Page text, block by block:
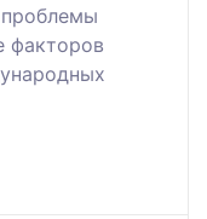
проблемы
факторов